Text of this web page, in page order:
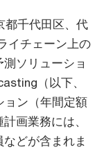
都千代田区、代
イチェーン上の
ソリューショ
（以下、
ョン（年間定額
画業務には、
どが含まれま